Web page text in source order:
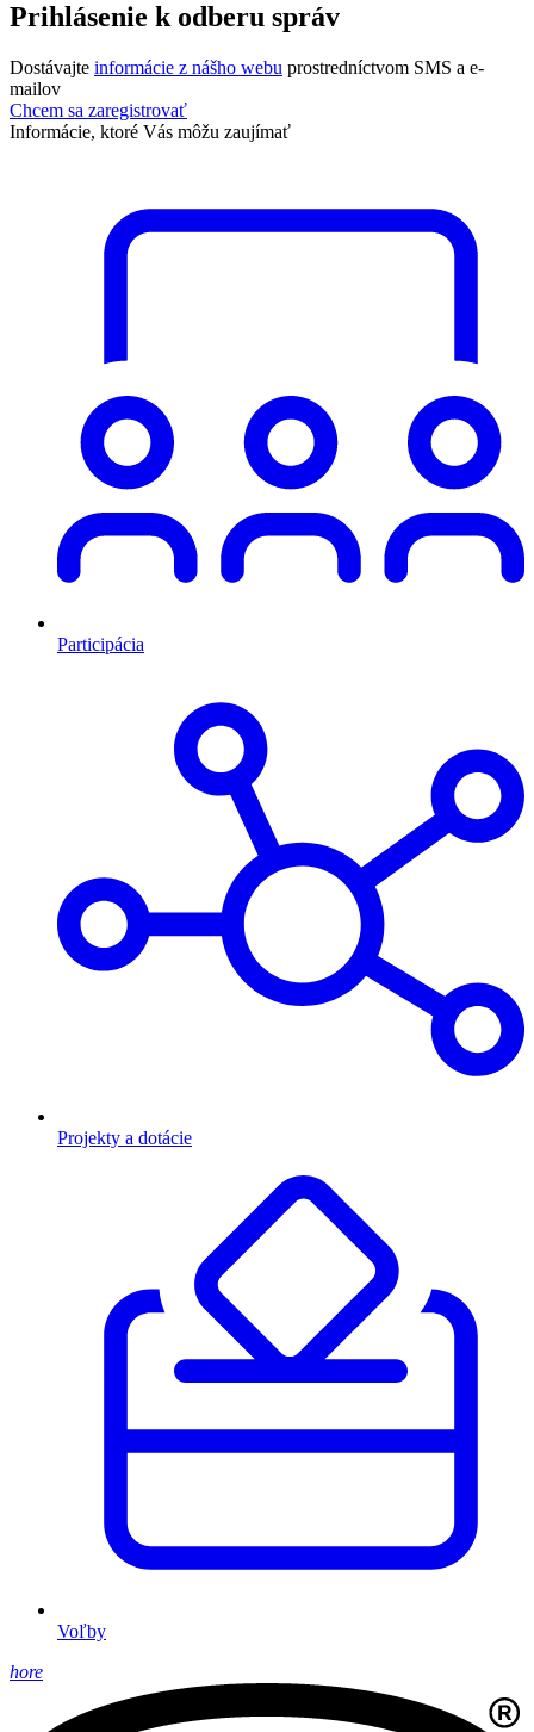
Prihlásenie k odberu správ
Dostávajte informácie z nášho webu prostredníctvom SMS a e-
mailov
Chcem sa zaregistrovať
Informácie, ktoré Vás môžu zaujímať
Participácia
Projekty a dotácie
Voľby
hore